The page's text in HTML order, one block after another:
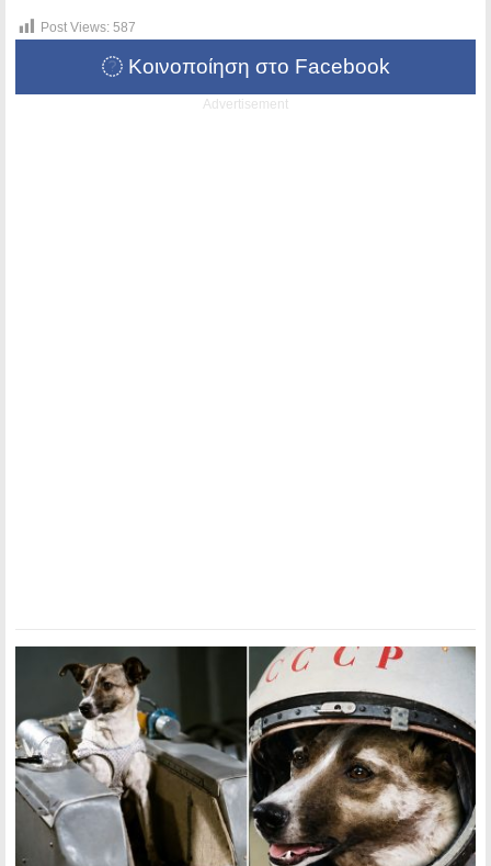
Post Views: 587
Κοινοποίηση στο Facebook
Advertisement